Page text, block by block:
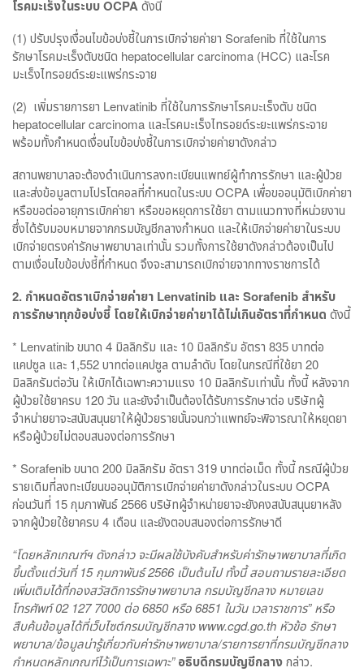
โรคมะเร็งในระบบOCPAดังนี้
(1) ปรับปรุงเงื่อนไขข้อบ่งชี้ในการเบิกจ่ายค่ายา Sorafenib ที่ใช้ในการ
รักษาโรคมะเร็งตับชนิด hepatocellular carcinoma (HCC) และโรค
มะเร็งไทรอยด์ระยะแพร่กระจาย
(2) เพิ่มรายการยา Lenvatinib ที่ใช้ในการรักษาโรคมะเร็งตับ ชนิด
hepatocellular carcinoma และโรคมะเร็งไทรอยด์ระยะแพร่กระจาย
พร้อมทั้งกำหนดเงื่อนไขข้อบ่งชี้ในการเบิกจ่ายค่ายาดังกล่าว
สถานพยาบาลจะต้องดำเนินการลงทะเบียนแพทย์ผู้ทำการรักษา และผู้ป่วย
และส่งข้อมูลตามโปรโตคอลที่กำหนดในระบบ OCPA เพื่อขออนุมัติเบิกค่ายา
หรือขอต่ออายุการเบิกค่ายา หรือขอหยุดการใช้ยา ตามแนวทางที่หน่วยงาน
ซึ่งได้รับมอบหมายจากกรมบัญชีกลางกำหนด และให้เบิกจ่ายค่ายาในระบบ
เบิกจ่ายตรงค่ารักษาพยาบาลเท่านั้น รวมทั้งการใช้ยาดังกล่าวต้องเป็นไป
ตามเงื่อนไขข้อบ่งชี้ที่กำหนด จึงจะสามารถเบิกจ่ายจากทางราชการได้
2. กำหนดอัตราเบิกจ่ายค่ายา Lenvatinib และ Sorafenib สำหรับ
การรักษาทุกข้อบ่งชี้ โดยให้เบิกจ่ายค่ายาได้ไม่เกินอัตราที่กำหนด ดังนี้
* Lenvatinib ขนาด 4 มิลลิกรัม และ 10 มิลลิกรัม อัตรา 835 บาทต่อ
แคปซูล และ 1,552 บาทต่อแคปซูล ตามลำดับ โดยในกรณีที่ใช้ยา 20
มิลลิกรัมต่อวัน ให้เบิกได้เฉพาะความแรง 10 มิลลิกรัมเท่านั้น ทั้งนี้ หลังจาก
ผู้ป่วยใช้ยาครบ 120 วัน และยังจำเป็นต้องได้รับการรักษาต่อ บริษัทผู้
จำหน่ายยาจะสนับสนุนยาให้ผู้ป่วยรายนั้นจนกว่าแพทย์จะพิจารณาให้หยุดยา
หรือผู้ป่วยไม่ตอบสนองต่อการรักษา
* Sorafenib ขนาด 200 มิลลิกรัม อัตรา 319 บาทต่อเม็ด ทั้งนี้ กรณีผู้ป่วย
รายเดิมที่ลงทะเบียนขออนุมัติการเบิกจ่ายค่ายาดังกล่าวในระบบ OCPA
ก่อนวันที่ 15 กุมภาพันธ์ 2566 บริษัทผู้จำหน่ายยาจะยังคงสนับสนุนยาหลัง
จากผู้ป่วยใช้ยาครบ 4 เดือน และยังตอบสนองต่อการรักษาดี
“โดยหลักเกณฑ์ฯ ดังกล่าว จะมีผลใช้บังคับสำหรับค่ารักษาพยาบาลที่เกิด
ขึ้นตั้งแต่วันที่15กุมภาพันธ์2566เป็นต้นไป ทั้งนี้ สอบถามรายละเอียด
เพิ่มเติมได้ที่กองสวัสดิการรักษาพยาบาล กรมบัญชีกลาง หมายเลข
โทรศัพท์02 127 7000 ต่อ6850 หรือ6851 ในวัน เวลาราชการ” หรือ
สืบค้นข้อมูลได้ที่เว็บไซต์กรมบัญชีกลางwww.cgd.go.th หัวข้อ รักษา
พยาบาล/ข้อมูลน่ารู้เกี่ยวกับค่ารักษาพยาบาล/รายการยาที่กรมบัญชีกลาง
กำหนดหลักเกณฑ์ไว้เป็นการเฉพาะ” อธิบดีกรมบัญชีกลางกล่าว.